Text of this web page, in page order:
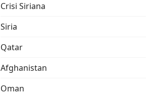
Crisi Siriana
Siria
Qatar
Afghanistan
Oman